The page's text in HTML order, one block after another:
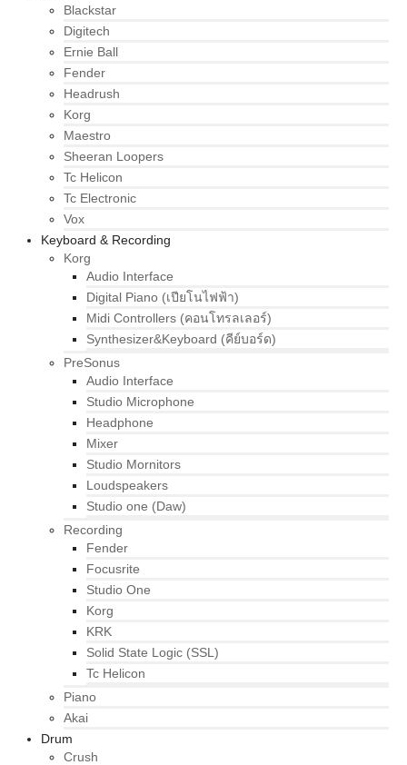
Blackstar
Digitech
Ernie Ball
Fender
Headrush
Korg
Maestro
Sheeran Loopers
Tc Helicon
Tc Electronic
Vox
Keyboard & Recording
Korg
Audio Interface
Digital Piano (เปียโนไฟฟ้า)
Midi Controllers (คอนโทรลเลอร์)
Synthesizer&Keyboard (คีย์บอร์ด)
PreSonus
Audio Interface
Studio Microphone
Headphone
Mixer
Studio Mornitors
Loudspeakers
Studio one (Daw)
Recording
Fender
Focusrite
Studio One
Korg
KRK
Solid State Logic (SSL)
Tc Helicon
Piano
Akai
Drum
Crush